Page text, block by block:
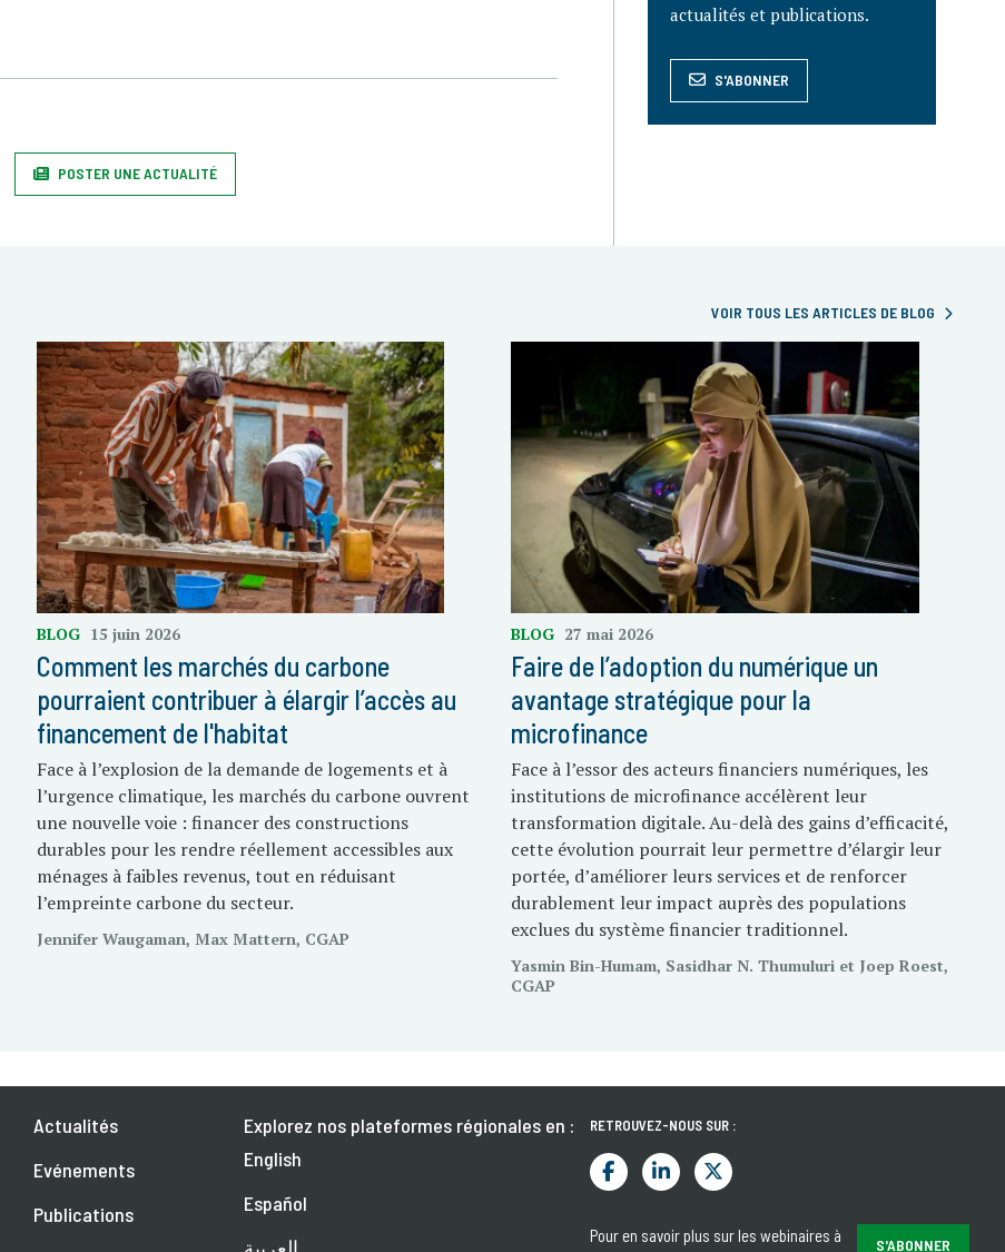
POSTER UNE ACTUALITÉ
actualités et publications.
S'ABONNER
VOIR TOUS LES ARTICLES DE BLOG
BLOG 15 juin 2026
Comment les marchés du carbone
pourraient contribuer à élargir l’accès au
financement de l'habitat
Face à l’explosion de la demande de logements et à
l’urgence climatique, les marchés du carbone ouvrent
une nouvelle voie : financer des constructions
durables pour les rendre réellement accessibles aux
ménages à faibles revenus, tout en réduisant
l’empreinte carbone du secteur.
Jennifer Waugaman, Max Mattern, CGAP
BLOG 27 mai 2026
Faire de l’adoption du numérique un
avantage stratégique pour la
microfinance
Face à l’essor des acteurs financiers numériques, les
institutions de microfinance accélèrent leur
transformation digitale. Au-delà des gains d’efficacité,
cette évolution pourrait leur permettre d’élargir leur
portée, d’améliorer leurs services et de renforcer
durablement leur impact auprès des populations
exclues du système financier traditionnel.
Yasmin Bin-Humam, Sasidhar N. Thumuluri et Joep Roest,
CGAP
Actualités
Evénements
Publications
Explorez nos plateformes régionales en :
English
Español
RETROUVEZ-NOUS SUR :
Pour en savoir plus sur les webinaires à
S'ABONNER